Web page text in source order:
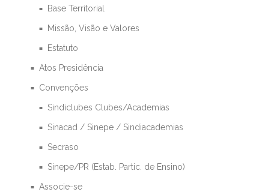
Base Territorial
Missão, Visão e Valores
Estatuto
Atos Presidência
Convenções
Sindiclubes Clubes/Academias
Sinacad / Sinepe / Sindiacademias
Secraso
Sinepe/PR (Estab. Partic. de Ensino)
Associe-se